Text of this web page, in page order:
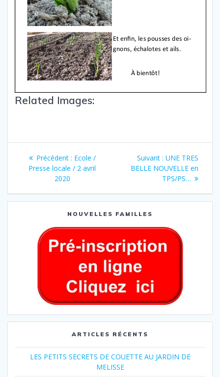
Related Images:
Précédent : Ecole /
Presse locale / 2 avril
2020
Suivant : UNE TRES
BELLE NOUVELLE en
TPS/PS…
NOUVELLES FAMILLES
ARTICLES RÉCENTS
LES PETITS SECRETS DE COUETTE AU JARDIN DE
MELISSE